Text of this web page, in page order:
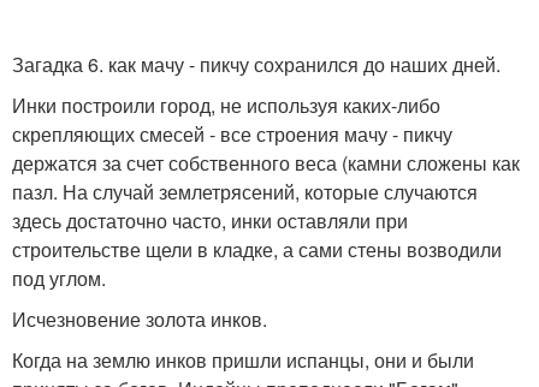
Загадка 6. как мачу - пикчу сохранился до наших дней.
Инки построили город, не используя каких-либо
скрепляющих смесей - все строения мачу - пикчу
держатся за счет собственного веса (камни сложены как
пазл. На случай землетрясений, которые случаются
здесь достаточно часто, инки оставляли при
строительстве щели в кладке, а сами стены возводили
под углом.
Исчезновение золота инков.
Когда на землю инков пришли испанцы, они и были